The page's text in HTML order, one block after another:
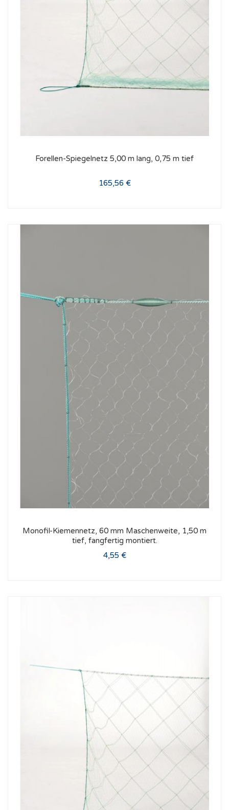
Forellen-Spiegelnetz 5,00 m lang, 0,75 m tief
165,56 €
Monofil-Kiemennetz, 60 mm Maschenweite, 1,50 m
tief, fangfertig montiert.
4,55 €